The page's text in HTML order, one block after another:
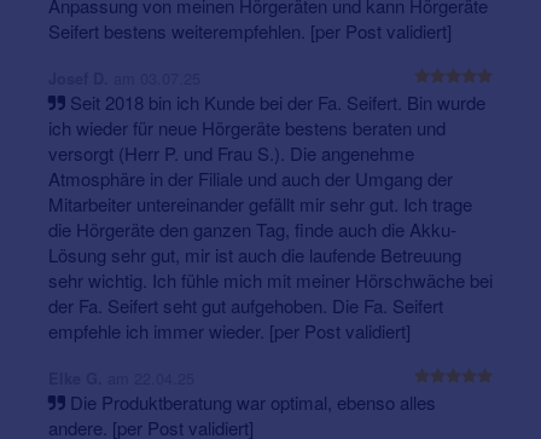
Anpassung von meinen Hörgeräten und kann Hörgeräte
Seifert bestens weiterempfehlen. [per Post validiert]
Seit 2018 bin ich Kunde bei der Fa. Seifert. Bin wurde
ich wieder für neue Hörgeräte bestens beraten und
versorgt (Herr P. und Frau S.). Die angenehme
Atmosphäre in der Filiale und auch der Umgang der
Mitarbeiter untereinander gefällt mir sehr gut. Ich trage
die Hörgeräte den ganzen Tag, finde auch die Akku-
Lösung sehr gut, mir ist auch die laufende Betreuung
sehr wichtig. Ich fühle mich mit meiner Hörschwäche bei
der Fa. Seifert seht gut aufgehoben. Die Fa. Seifert
empfehle ich immer wieder. [per Post validiert]
Die Produktberatung war optimal, ebenso alles
andere. [per Post validiert]